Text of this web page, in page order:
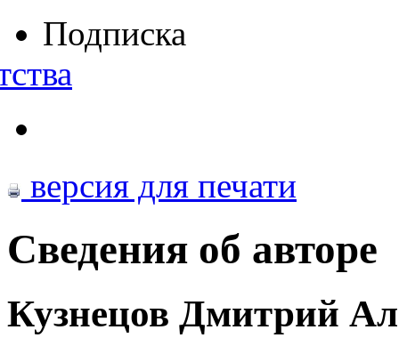
Подписка
версия для печати
Сведения об авторе
Кузнецов Дмитрий